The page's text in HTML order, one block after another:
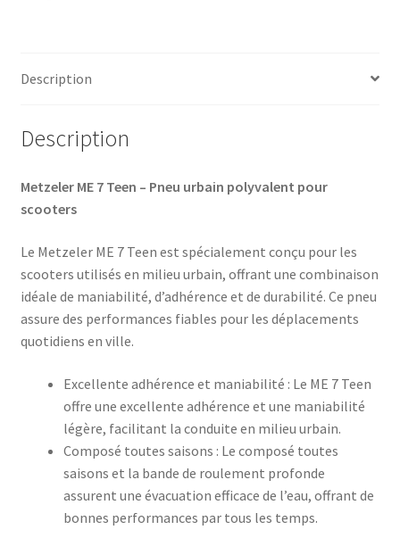
Description
Description
Metzeler ME 7 Teen – Pneu urbain polyvalent pour
scooters
Le Metzeler ME 7 Teen est spécialement conçu pour les
scooters utilisés en milieu urbain, offrant une combinaison
idéale de maniabilité, d’adhérence et de durabilité. Ce pneu
assure des performances fiables pour les déplacements
quotidiens en ville.​
Excellente adhérence et maniabilité : Le ME 7 Teen
offre une excellente adhérence et une maniabilité
légère, facilitant la conduite en milieu urbain.
Composé toutes saisons : Le composé toutes
saisons et la bande de roulement profonde
assurent une évacuation efficace de l’eau, offrant de
bonnes performances par tous les temps.